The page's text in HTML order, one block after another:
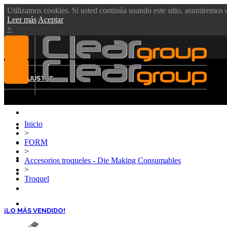
Utilizamos cookies. Si usted continúa usando este sitio, asumiremos
Leer más Aceptar
×
AJUSTES
CLEAR GROUP
VIDEOS
PRODUCTOS
Inicio
>
FORM
>
Accesorios troqueles - Die Making Consumables
>
Troquel
¡LO MÁS VENDIDO!